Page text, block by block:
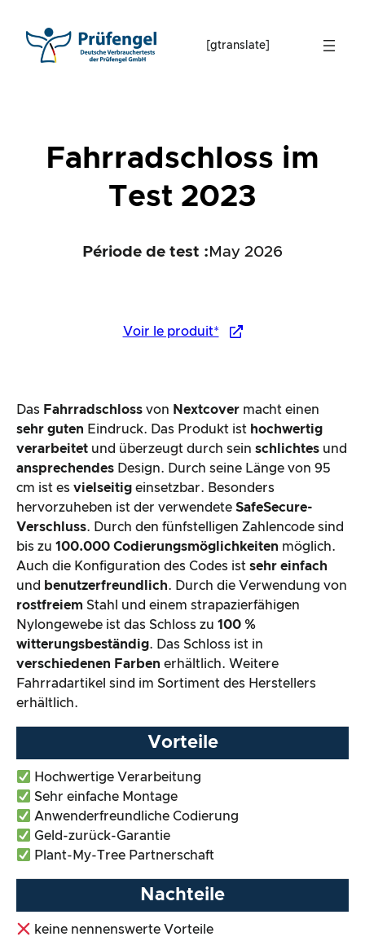
content
[gtranslate]
Fahrradschloss im
Test 2023
Période de test : May 2026
Voir le produit*
Das Fahrradschloss von Nextcover macht einen
sehr guten Eindruck. Das Produkt ist hochwertig
verarbeitet und überzeugt durch sein schlichtes und
ansprechendes Design. Durch seine Länge von 95
cm ist es vielseitig einsetzbar. Besonders
hervorzuheben ist der verwendete SafeSecure-
Verschluss. Durch den fünfstelligen Zahlencode sind
bis zu 100.000 Codierungsmöglichkeiten möglich.
Auch die Konfiguration des Codes ist sehr einfach
und benutzerfreundlich. Durch die Verwendung von
rostfreiem Stahl und einem strapazierfähigen
Nylongewebe ist das Schloss zu 100 %
witterungsbeständig. Das Schloss ist in
verschiedenen Farben erhältlich. Weitere
Fahrradartikel sind im Sortiment des Herstellers
erhältlich.
Vorteile
Hochwertige Verarbeitung
Sehr einfache Montage
Anwenderfreundliche Codierung
Geld-zurück-Garantie
Plant-My-Tree Partnerschaft
Nachteile
keine nennenswerte Vorteile